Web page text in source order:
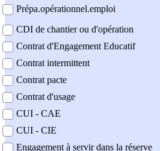
Prépa.opérationnel.emploi
CDI de chantier ou d'opération
Contrat d'Engagement Educatif
Contrat intermittent
Contrat pacte
Contrat d'usage
CUI - CAE
CUI - CIE
Engagement à servir dans la réserve